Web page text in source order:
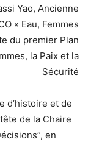
Yao, Ancienne
« Eau, Femmes
du premier Plan
la Paix et la
Sécurité
d’histoire et de
de la Chaire
en